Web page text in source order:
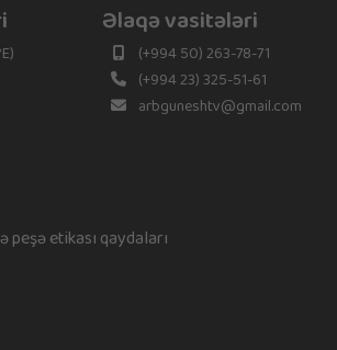
Əlaqə vasitələri
(+994 50) 263-78-71
(+994 23) 325-51-61
arbguneshtv@gmail.com
peşə etikası qaydaları